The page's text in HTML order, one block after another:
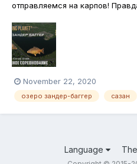
отправляемся на карпов!
проверим клёв трофейного
немецкого озера Зандер-
садки! Куканы, лодки и каяки
November 22, 2020
озеро зандер-баггер сазан
Language